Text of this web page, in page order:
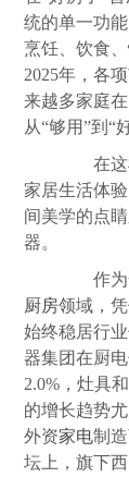
统的单一功
烹饪、饮食
2025年，各
来越多家庭
从“够用”到“
在这
家居生活体
间美学的点
器。
作为
厨房领域，
始终稳居行
器集团在厨
2.0%，灶具
的增长趋势
外资家电制
坛上，旗下